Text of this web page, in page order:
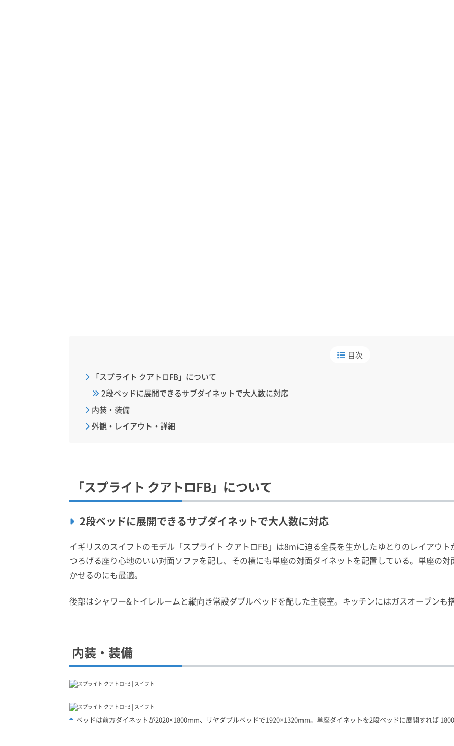
目次
「スプライト クアトロFB」について
2段ベッドに展開できるサブダイネットで大人数に対応
内装・装備
外観・レイアウト・詳細
「スプライト クアトロFB」について
2段ベッドに展開できるサブダイネットで大人数に対応
イギリスのスイフトのモデル「スプライト クアトロFB」は8mに迫る全長を生かしたゆとりのレイアウ
つろげる座り心地のいい対面ソファを配し、その横にも単座の対面ダイネットを配置している。単座の
かせるのにも最適。
後部はシャワー&トイレルームと縦向き常設ダブルベッドを配した主寝室。キッチンにはガスオーブンも
内装・装備
ベッドは前方ダイネットが2020×1800mm、リヤダブルベッドで1920×1320mm。単座ダイネットを2段ベッドに展開すれば